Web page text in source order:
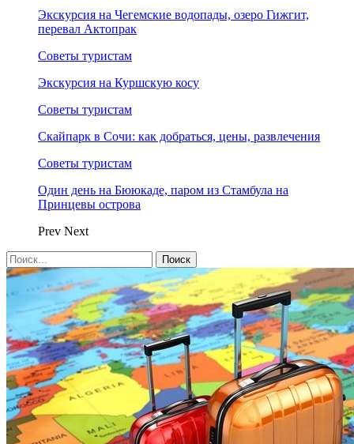
Экскурсия на Чегемские водопады, озеро Гижгит,
перевал Актопрак
Советы туристам
Экскурсия на Куршскую косу
Советы туристам
Скайпарк в Сочи: как добраться, цены, развлечения
Советы туристам
Один день на Бююкаде, паром из Стамбула на
Принцевы острова
Prev Next